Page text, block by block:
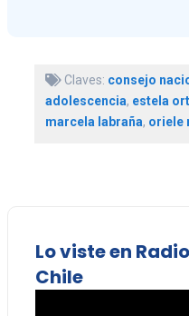
Claves: consejo
adolescencia, estela
marcela labraña, oriele
Lo viste en
Chile